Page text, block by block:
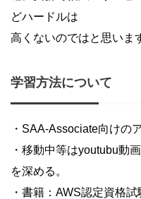
どハードルは
高くないのではと思いま
学習方法について
・SAA-Associate向けの
・移動中等はyoutubu動
を深める。
・書籍：AWS認定資格